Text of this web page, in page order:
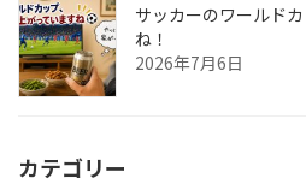
サッカーのワールド
ね！
2026年7月6日
カテゴリー